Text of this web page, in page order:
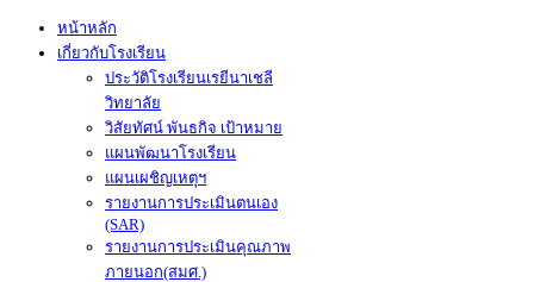
หน้าหลัก
เกี่ยวกับโรงเรียน
ประวัติโรงเรียนเรยีนาเชลี
วิทยาลัย
วิสัยทัศน์ พันธกิจ เป้าหมาย
แผนพัฒนาโรงเรียน
แผนเผชิญเหตุฯ
รายงานการประเมินตนเอง
(SAR)
รายงานการประเมินคุณภาพ
ภายนอก(สมศ.)